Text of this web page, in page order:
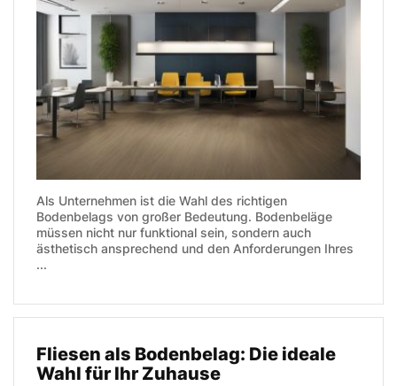
Als Unternehmen ist die Wahl des richtigen
Bodenbelags von großer Bedeutung. Bodenbeläge
müssen nicht nur funktional sein, sondern auch
ästhetisch ansprechend und den Anforderungen Ihres
...
Fliesen als Bodenbelag: Die ideale
Wahl für Ihr Zuhause